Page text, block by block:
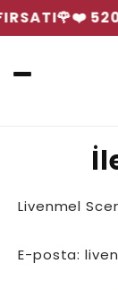
İçeriğe
atla
❤️
Livenmel
E-posta: